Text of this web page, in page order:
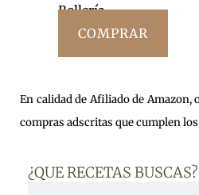
Bollería
COMPRAR
En calidad de Afiliado de Amazon,
compras adscritas que cumplen
¿QUE RECETAS BUSCAS?